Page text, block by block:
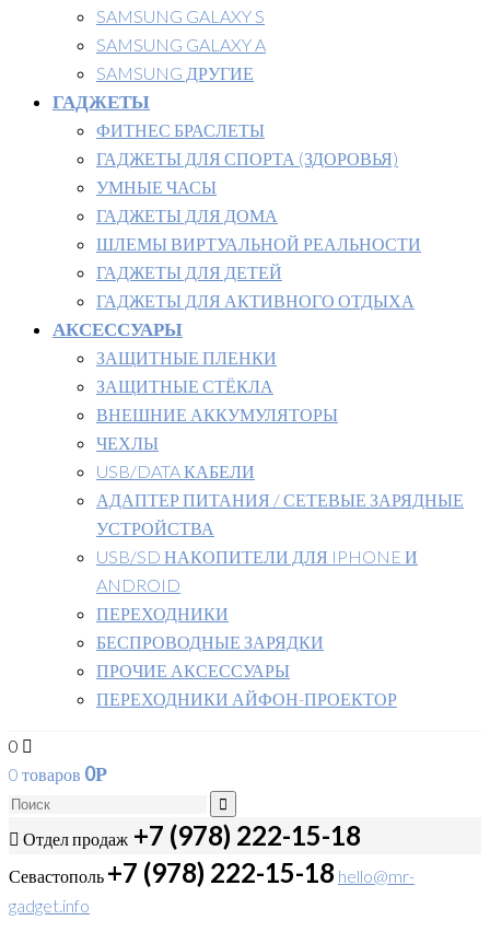
SAMSUNG GALAXY S
SAMSUNG GALAXY A
SAMSUNG ДРУГИЕ
ГАДЖЕТЫ
ФИТНЕС БРАСЛЕТЫ
ГАДЖЕТЫ ДЛЯ СПОРТА (ЗДОРОВЬЯ)
УМНЫЕ ЧАСЫ
ГАДЖЕТЫ ДЛЯ ДОМА
ШЛЕМЫ ВИРТУАЛЬНОЙ РЕАЛЬНОСТИ
ГАДЖЕТЫ ДЛЯ ДЕТЕЙ
ГАДЖЕТЫ ДЛЯ АКТИВНОГО ОТДЫХА
АКСЕССУАРЫ
ЗАЩИТНЫЕ ПЛЕНКИ
ЗАЩИТНЫЕ СТЁКЛА
ВНЕШНИЕ АККУМУЛЯТОРЫ
ЧЕХЛЫ
USB/DATA КАБЕЛИ
АДАПТЕР ПИТАНИЯ / СЕТЕВЫЕ ЗАРЯДНЫЕ
УСТРОЙСТВА
USB/SD НАКОПИТЕЛИ ДЛЯ IPHONE И
ANDROID
ПЕРЕХОДНИКИ
БЕСПРОВОДНЫЕ ЗАРЯДКИ
ПРОЧИЕ АКСЕССУАРЫ
ПЕРЕХОДНИКИ АЙФОН-ПРОЕКТОР
0
0 товаров 0Р
Отдел продаж +7 (978) 222-15-18
Севастополь +7 (978) 222-15-18 hello@mr-
gadget.info